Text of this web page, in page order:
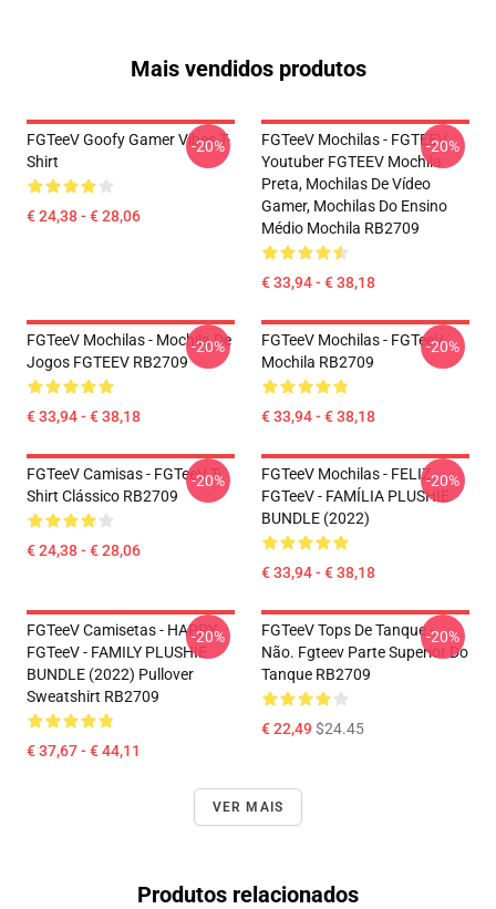
Mais vendidos produtos
FGTeeV Goofy Gamer Vibes T-
Shirt
€ 24,38 - € 28,06
-20%
FGTeeV Mochilas - FGTEEV.
Youtuber FGTEEV Mochila
Preta, Mochilas De Vídeo
Gamer, Mochilas Do Ensino
Médio Mochila RB2709
€ 33,94 - € 38,18
-20%
FGTeeV Mochilas - Mochila De
Jogos FGTEEV RB2709
€ 33,94 - € 38,18
-20%
FGTeeV Mochilas - FGTeeV
Mochila RB2709
€ 33,94 - € 38,18
-20%
FGTeeV Camisas - FGTeeV T-
Shirt Clássico RB2709
€ 24,38 - € 28,06
-20%
FGTeeV Mochilas - FELIZ
FGTeeV - FAMÍLIA PLUSHIE
BUNDLE (2022)
€ 33,94 - € 38,18
-20%
FGTeeV Camisetas - HAPPY
FGTeeV - FAMILY PLUSHIE
BUNDLE (2022) Pullover
Sweatshirt RB2709
€ 37,67 - € 44,11
-20%
FGTeeV Tops De Tanque -
Não. Fgteev Parte Superior Do
Tanque RB2709
€ 22,49$24.45
-20%
VER MAIS
Produtos relacionados